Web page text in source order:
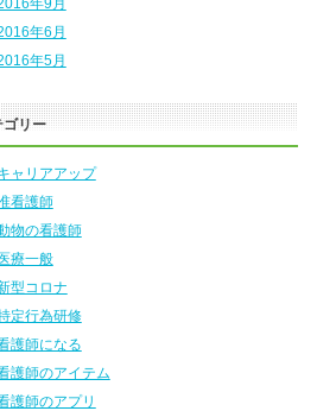
年9月
年6月
年5月
ゴリー
ャリアアップ
看護師
物の看護師
療一般
型コロナ
定行為研修
護師になる
護師のアイテム
護師のアプリ